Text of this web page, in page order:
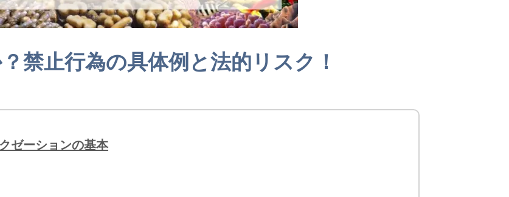
禁止行為の具体例と法的リスク！
ゼーションの基本